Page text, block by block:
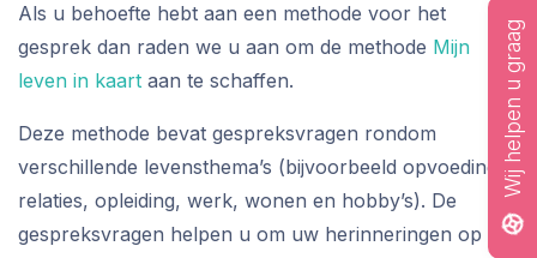
Wij helpen u graag
Als u behoefte hebt aan een methode voor het
gesprek dan raden we u aan om de methode Mijn
leven in kaart aan te schaffen.
Deze methode bevat gespreksvragen rondom
verschillende levensthema’s (bijvoorbeeld opvoeding,
relaties, opleiding, werk, wonen en hobby’s). De
gespreksvragen helpen u om uw herinneringen op te